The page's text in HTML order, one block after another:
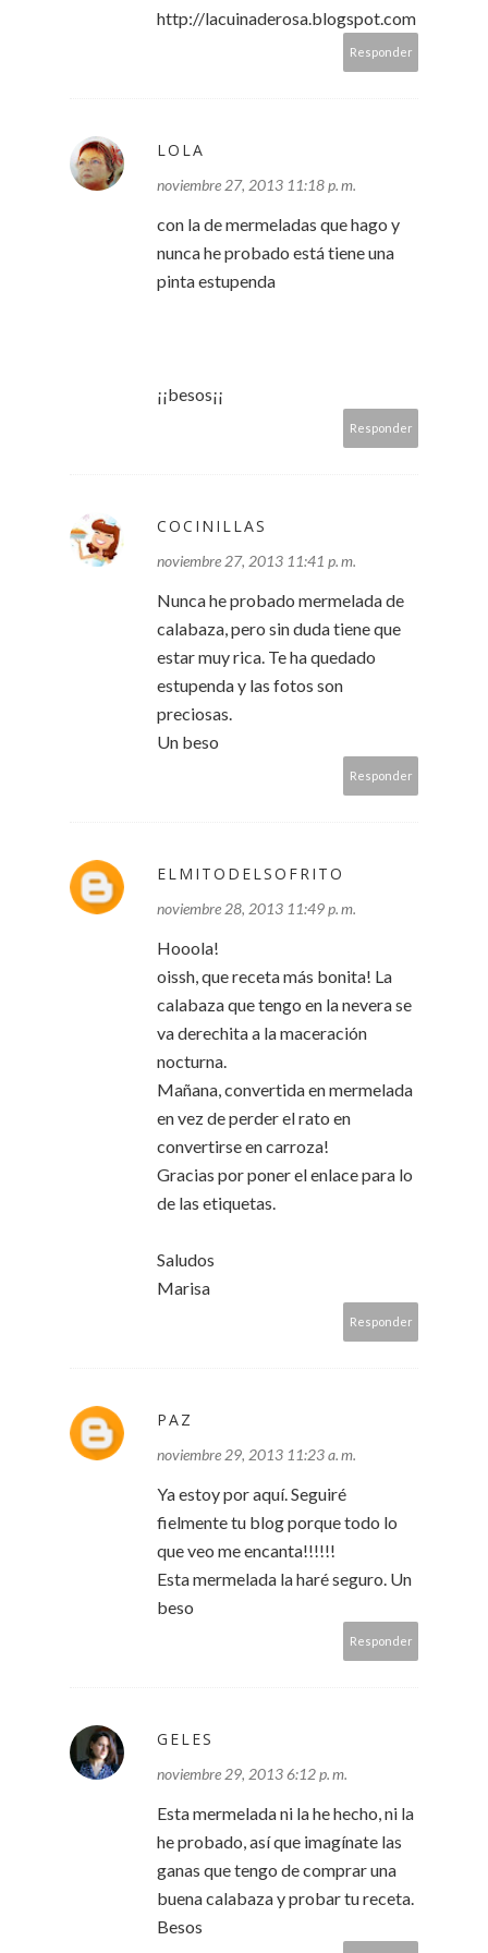
http://lacuinaderosa.blogspot.com
Responder
LOLA
noviembre 27, 2013 11:18 p. m.
con la de mermeladas que hago y
nunca he probado está tiene una
pinta estupenda
¡¡besos¡¡
Responder
COCINILLAS
noviembre 27, 2013 11:41 p. m.
Nunca he probado mermelada de
calabaza, pero sin duda tiene que
estar muy rica. Te ha quedado
estupenda y las fotos son
preciosas.
Un beso
Responder
ELMITODELSOFRITO
noviembre 28, 2013 11:49 p. m.
Hooola!
oissh, que receta más bonita! La
calabaza que tengo en la nevera se
va derechita a la maceración
nocturna.
Mañana, convertida en mermelada
en vez de perder el rato en
convertirse en carroza!
Gracias por poner el enlace para lo
de las etiquetas.
Saludos
Marisa
Responder
PAZ
noviembre 29, 2013 11:23 a. m.
Ya estoy por aquí. Seguiré
fielmente tu blog porque todo lo
que veo me encanta!!!!!!
Esta mermelada la haré seguro. Un
beso
Responder
GELES
noviembre 29, 2013 6:12 p. m.
Esta mermelada ni la he hecho, ni la
he probado, así que imagínate las
ganas que tengo de comprar una
buena calabaza y probar tu receta.
Besos